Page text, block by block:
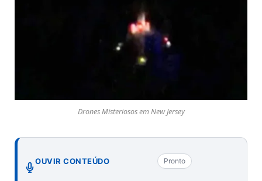
Drones Misteriosos em New Jersey
OUVIR CONTEÚDO Pronto